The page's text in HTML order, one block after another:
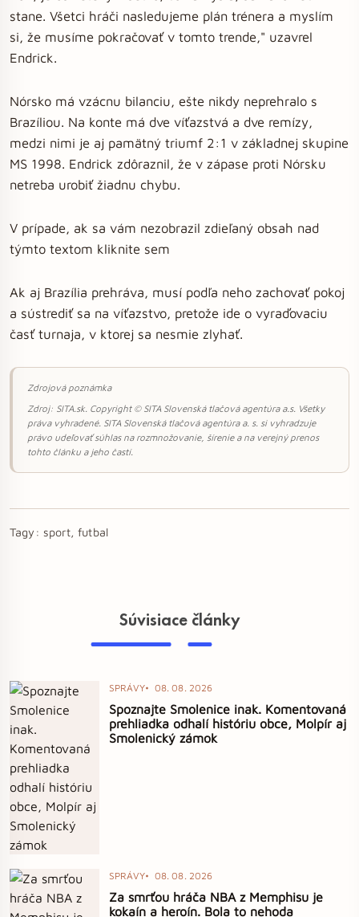
stane. Všetci hráči nasledujeme plán trénera a myslím
si, že musíme pokračovať v tomto trende," uzavrel
Endrick.
Nórsko má vzácnu bilanciu, ešte nikdy neprehralo s
Brazíliou. Na konte má dve víťazstvá a dve remízy,
medzi nimi je aj pamätný triumf 2:1 v základnej skupine
MS 1998. Endrick zdôraznil, že v zápase proti Nórsku
netreba urobiť žiadnu chybu.
V prípade, ak sa vám nezobrazil zdieľaný obsah nad
týmto textom kliknite sem
Ak aj Brazília prehráva, musí podľa neho zachovať pokoj
a sústrediť sa na víťazstvo, pretože ide o vyraďovaciu
časť turnaja, v ktorej sa nesmie zlyhať.
Zdrojová poznámka
Zdroj: SITA.sk. Copyright © SITA Slovenská tlačová agentúra a.s. Všetky
práva vyhradené. SITA Slovenská tlačová agentúra a. s. si vyhradzuje
právo udeľovať súhlas na rozmnožovanie, šírenie a na verejný prenos
tohto článku a jeho častí.
Tagy: sport, futbal
Súvisiace články
SPRÁVY 08. 08. 2026
Spoznajte Smolenice inak. Komentovaná
prehliadka odhalí históriu obce, Molpír aj
Smolenický zámok
SPRÁVY 08. 08. 2026
Za smrťou hráča NBA z Memphisu je
kokaín a heroín. Bola to nehoda